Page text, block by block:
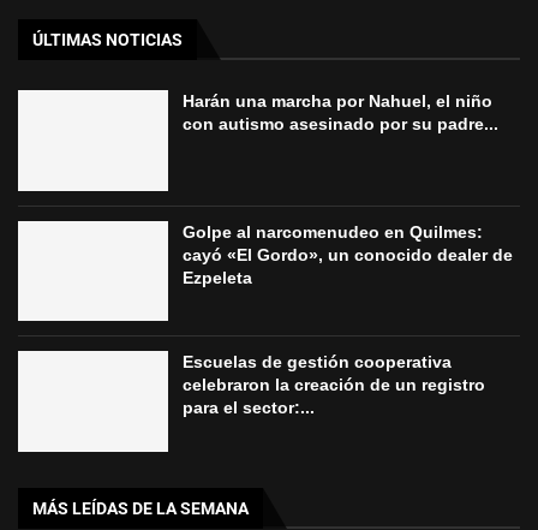
ÚLTIMAS NOTICIAS
Harán una marcha por Nahuel, el niño
con autismo asesinado por su padre...
Golpe al narcomenudeo en Quilmes:
cayó «El Gordo», un conocido dealer de
Ezpeleta
Escuelas de gestión cooperativa
celebraron la creación de un registro
para el sector:...
MÁS LEÍDAS DE LA SEMANA